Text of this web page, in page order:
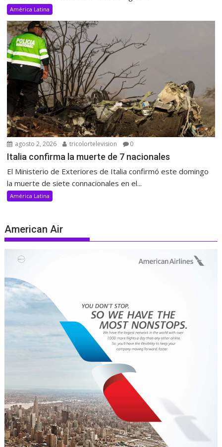
América Latina
agosto 2, 2026 tricolortelevision 0
Italia confirma la muerte de 7 nacionales
El Ministerio de Exteriores de Italia confirmó este domingo
la muerte de siete connacionales en el...
América Latina
American Air